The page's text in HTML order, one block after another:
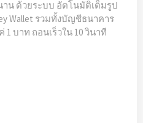
น ด้วยระบบ อัตโนมัติเต็มรูป
Wallet รวมทั้งบัญชีธนาคาร
บาท ถอนเร็วใน 10 วินาที